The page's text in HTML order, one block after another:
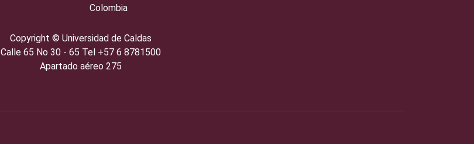
Colombia
Copyright ©️ Universidad de Caldas
Calle 65 No 30 - 65 Tel +57 6 8781500
Apartado aéreo 275